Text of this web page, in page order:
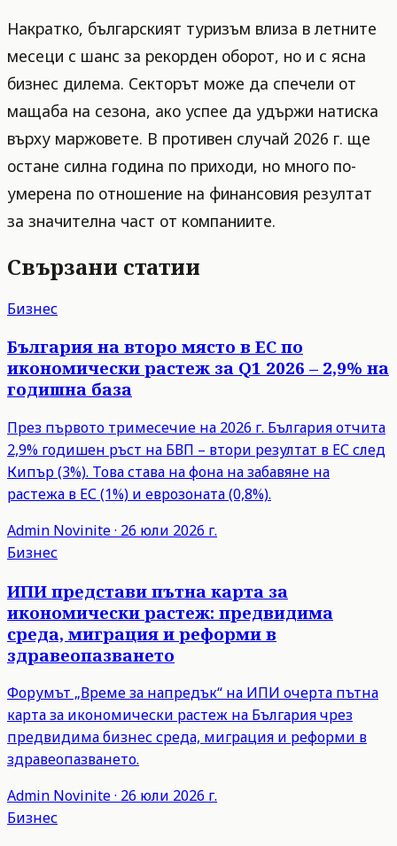
Накратко, българският туризъм влиза в летните
месеци с шанс за рекорден оборот, но и с ясна
бизнес дилема. Секторът може да спечели от
мащаба на сезона, ако успее да удържи натиска
върху маржовете. В противен случай 2026 г. ще
остане силна година по приходи, но много по-
умерена по отношение на финансовия резултат
за значителна част от компаниите.
Свързани статии
Бизнес
България на второ място в ЕС по
икономически растеж за Q1 2026 – 2,9% на
годишна база
През първото тримесечие на 2026 г. България отчита
2,9% годишен ръст на БВП – втори резултат в ЕС след
Кипър (3%). Това става на фона на забавяне на
растежа в ЕС (1%) и еврозоната (0,8%).
Admin Novinite· 26 юли 2026 г.
Бизнес
ИПИ представи пътна карта за
икономически растеж: предвидима
среда, миграция и реформи в
здравеопазването
Форумът „Време за напредък“ на ИПИ очерта пътна
карта за икономически растеж на България чрез
предвидима бизнес среда, миграция и реформи в
здравеопазването.
Admin Novinite· 26 юли 2026 г.
Бизнес